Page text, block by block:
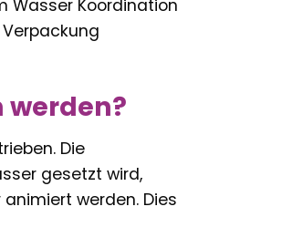
Wasser Koordination
werden?
Die
gesetzt wird,
werden. Dies